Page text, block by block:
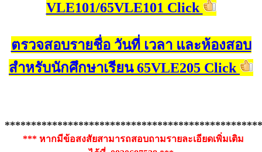
VLE101/65VLE101 Click
ตรวจสอบรายชื่อ วันที่ เวลา และห้องสอบ
สำหรับนักศึกษาเรียน 65VLE205 Click
*** หากมีข้อสงสัยสามารถสอบถามรายละเอียดเพิ่มเติม